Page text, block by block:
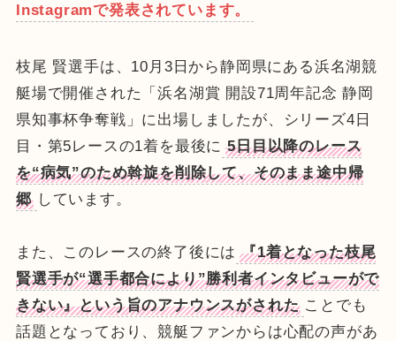
Instagramで発表されています。
枝尾 賢選手は、10月3日から静岡県にある浜名湖競
艇場で開催された「浜名湖賞 開設71周年記念 静岡
県知事杯争奪戦」に出場しましたが、シリーズ4日
目・第5レースの1着を最後に 5日目以降のレース
を“病気”のため斡旋を削除して、そのまま途中帰
郷 しています。
また、このレースの終了後には 『1着となった枝尾
賢選手が“選手都合により”勝利者インタビューがで
きない』という旨のアナウンスがされた ことでも
話題となっており、競艇ファンからは心配の声があ